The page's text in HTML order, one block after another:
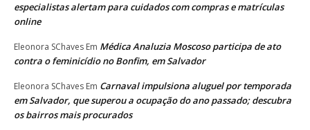
especialistas alertam para cuidados com compras e matrículas
online
Eleonora SChaves Em Médica Analuzia Moscoso participa de ato
contra o feminicídio no Bonfim, em Salvador
Eleonora SChaves Em Carnaval impulsiona aluguel por temporada
em Salvador, que superou a ocupação do ano passado; descubra
os bairros mais procurados